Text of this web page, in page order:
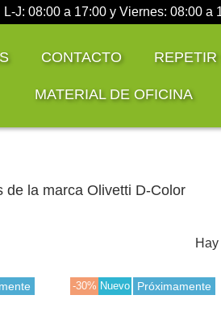
L-J: 08:00 a 17:00 y Viernes: 08:00 a
CONTACTO
MATERIAL DE OFICINA
de la marca Olivetti D-Color
-30% Nuevo Próximamente